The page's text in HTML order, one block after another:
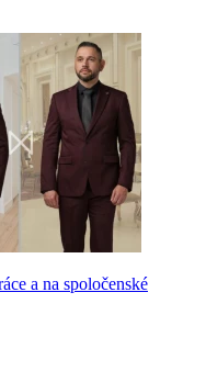
a na spoločenské